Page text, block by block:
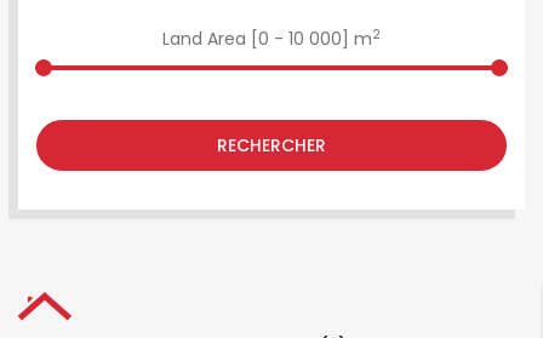
Land Area [ 0 - 10 000 ] m2
RECHERCHER